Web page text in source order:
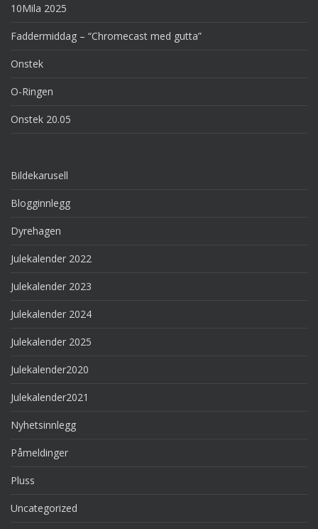
10Mila 2025
Faddermiddag – “Chromecast med gutta”
Onstek
O-Ringen
Onstek 20.05
Bildekarusell
Blogginnlegg
Dyrehagen
Julekalender 2022
Julekalender 2023
Julekalender 2024
Julekalender 2025
Julekalender2020
Julekalender2021
Nyhetsinnlegg
Påmeldinger
Pluss
Uncategorized